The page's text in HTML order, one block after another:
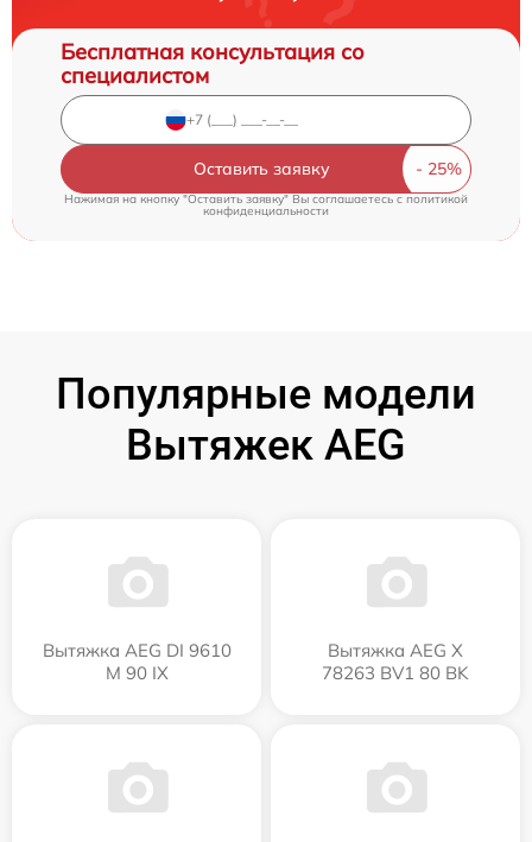
Бесплатная консультация со
специалистом
Оставить заявку
Нажимая на кнопку "Оставить заявку" Вы соглашаетесь cполитикой
конфиденциальности
Популярные модели
Вытяжек AEG
Вытяжка AEG DI 9610
M 90 IX
Вытяжка AEG X
78263 BV1 80 BK